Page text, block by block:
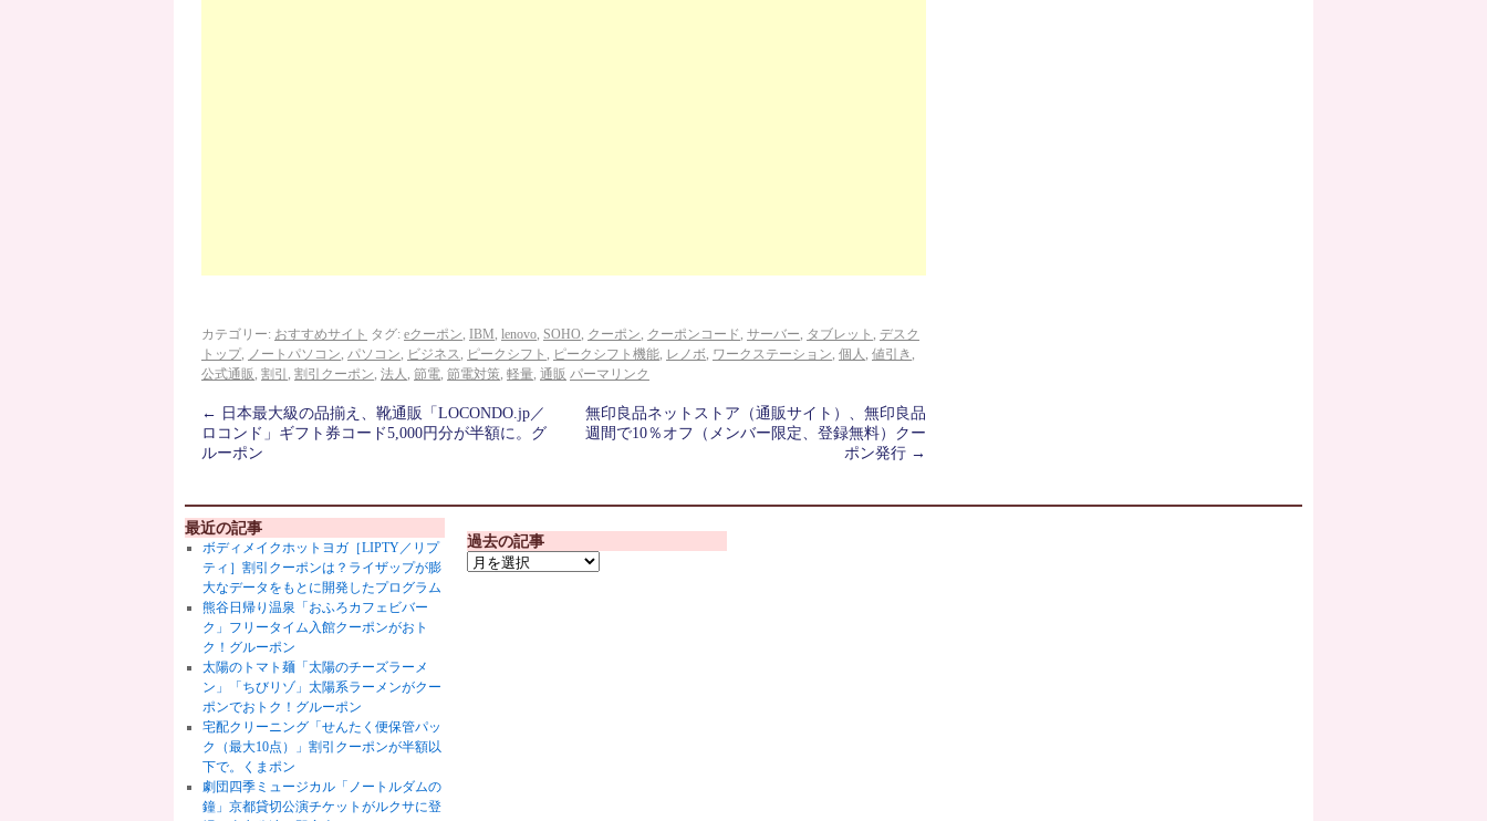
カテゴリー: おすすめサイト タグ: eクーポン, IBM, lenovo, SOHO, クーポン, クーポンコード, サーバー, タブレット , デスク
トップ, ノートパソコン, パソコン, ビジネス, ピークシフト , ピークシフト機能, レノボ, ワークステーション, 個人 , 値引き ,
公式通販 , 割引 , 割引クーポン, 法人 , 節電, 節電対策, 軽量, 通販 パーマリンク
← 日本最大級の品揃え、靴通販「LOCONDO.jp／
ロコンド」ギフト券コード5,000円分が半額に。グ
ルーポン
無印良品ネットストア（通販サイト）、無印良品
週間で10％オフ（メンバー限定、登録無料）クー
ポン発行 →
最近の記事
ボディメイクホットヨガ［LIPTY／リプ
ティ］割引クーポンは？ライザップが膨
大なデータをもとに開発したプログラム
熊谷日帰り温泉「おふろカフェビバー
ク」フリータイム入館クーポンがおト
ク！グルーポン
太陽のトマト麺「太陽のチーズラーメ
ン」「ちびリゾ」太陽系ラーメンがクー
ポンでおトク！グルーポン
宅配クリーニング「せんたく便保管パッ
ク（最大10点）」割引クーポンが半額以
下で。くまポン
劇団四季ミュージカル「ノートルダムの
鐘」京都貸切公演チケットがルクサに登
過去の記事